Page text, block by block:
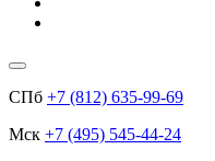
СПб +7 (812) 635-99-69
Мск +7 (495) 545-44-24